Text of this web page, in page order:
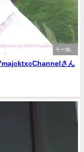
モー娘。
さん